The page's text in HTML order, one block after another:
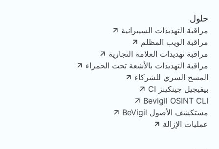
حلول
مراقبة التهديدات السيبرانية
مراقبة الويب المظلم
مراقبة تهديدات العلامة التجارية
مراقبة التهديدات بالأشعة تحت الحمراء
المسح السري للشركاء
بيفيجيل جينكينز CI
Bevigil OSINT CLI
مستكشف الأصول BeVigil
عمليات الإزالة